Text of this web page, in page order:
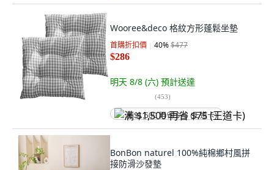
Wooree&deco 格紋方形蓬鬆坐墊
首購折扣價 40%$477
$286
明天 8/8 (六) 預計送達
(453)
满 $1,500 再省 $75 (王道卡)
BonBon naturel 100%純棉鄉村風拼
接防滑沙發墊